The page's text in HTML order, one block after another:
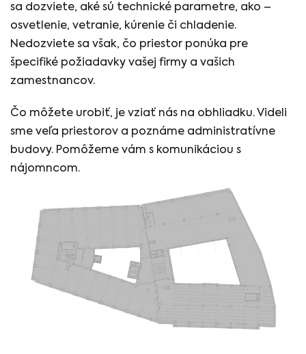
sa dozviete, aké sú technické parametre, ako –
osvetlenie, vetranie, kúrenie či chladenie.
Nedozviete sa však, čo priestor ponúka pre
špecifiké požiadavky vašej firmy a vašich
zamestnancov.
Čo môžete urobiť, je vziať nás na obhliadku. Videli
sme veľa priestorov a poznáme administratívne
budovy. Pomôžeme vám s komunikáciou s
nájomncom.